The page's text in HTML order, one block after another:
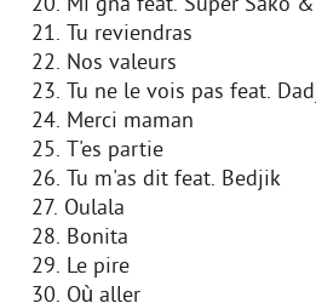
21. Tu reviendras
22. Nos valeurs
23. Tu ne le vois pas feat.
24. Merci maman
25. T'es partie
26. Tu m'as dit feat. Bedjik
27. Oulala
28. Bonita
29. Le pire
30. Où aller